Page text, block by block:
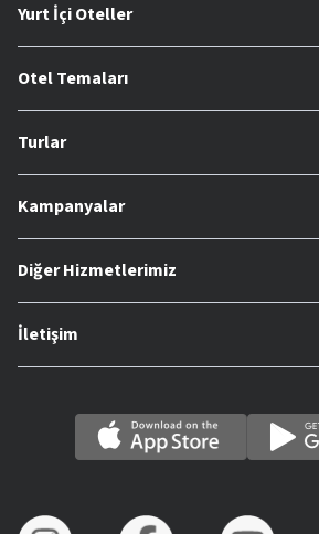
Yurt İçi Oteller
Otel Temaları
Turlar
Kampanyalar
Diğer Hizmetlerimiz
İletişim